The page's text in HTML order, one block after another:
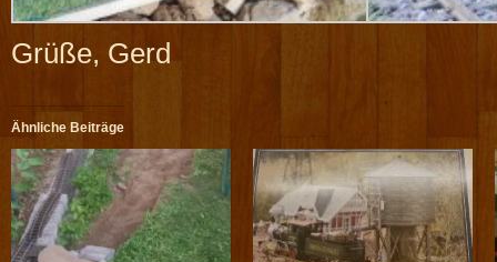
Grüße, Gerd
Ähnliche Beiträge